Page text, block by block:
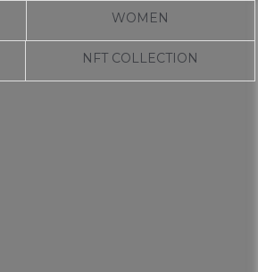
WOMEN
NFT COLLECTION